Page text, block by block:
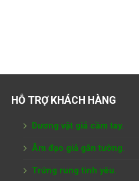
HỖ TRỢ KHÁCH HÀNG
Dương vật giả cầm tay.
Âm đạo giả gắn tường.
Trứng rung tình yêu.